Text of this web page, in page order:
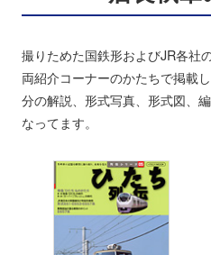
撮りためた国鉄形およびJR各社
両紹介コーナーのかたちで掲載
分の解説、形式写真、形式図、
なってます。